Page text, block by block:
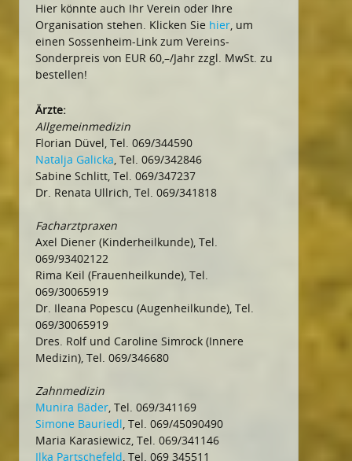
Hier könnte auch Ihr Verein oder Ihre
Organisation stehen. Klicken Sie hier, um
einen Sossenheim-Link zum Vereins-
Sonderpreis von EUR 60,–/Jahr zzgl. MwSt. zu
bestellen!
Ärzte:
Allgemeinmedizin
Florian Düvel, Tel. 069/344590
Natalja Galicka, Tel. 069/342846
Sabine Schlitt, Tel. 069/347237
Dr. Renata Ullrich, Tel. 069/341818
Facharztpraxen
Axel Diener (Kinderheilkunde), Tel.
069/93402122
Rima Keil (Frauenheilkunde), Tel.
069/30065919
Dr. Ileana Popescu (Augenheilkunde), Tel.
069/30065919
Dres. Rolf und Caroline Simrock (Innere
Medizin), Tel. 069/346680
Zahnmedizin
Munira Bäder, Tel. 069/341169
Simone Bauriedl, Tel. 069/45090490
Maria Karasiewicz, Tel. 069/341146
Ilka Partschefeld, Tel. 069 345511